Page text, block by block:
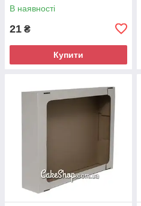
В наявності
21 ₴
Купити